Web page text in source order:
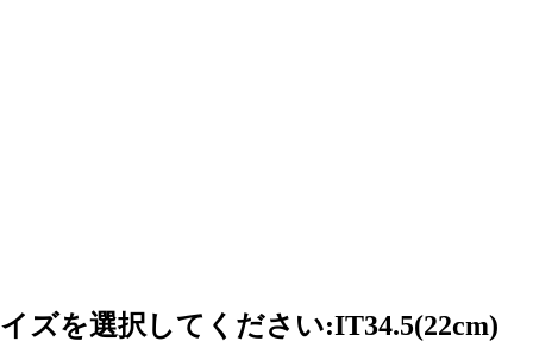
ズを選択してください:IT34.5(22cm)